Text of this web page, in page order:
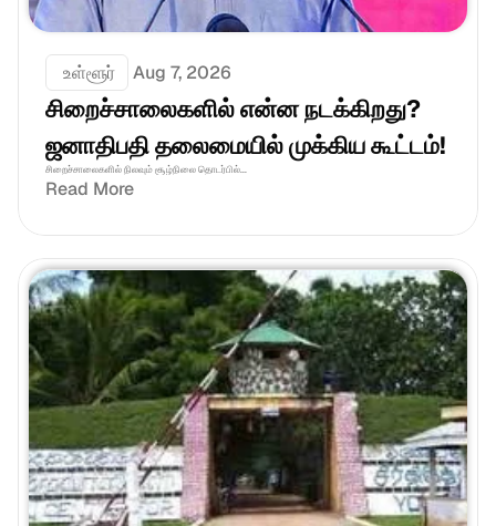
உள்ளூர் Aug 7, 2026
சிறைச்சாலைகளில் என்ன நடக்கிறது?
ஜனாதிபதி தலைமையில் முக்கிய கூட்டம்!
சிறைச்சாலைகளில் நிலவும் சூழ்நிலை தொடர்பில்...
Read More